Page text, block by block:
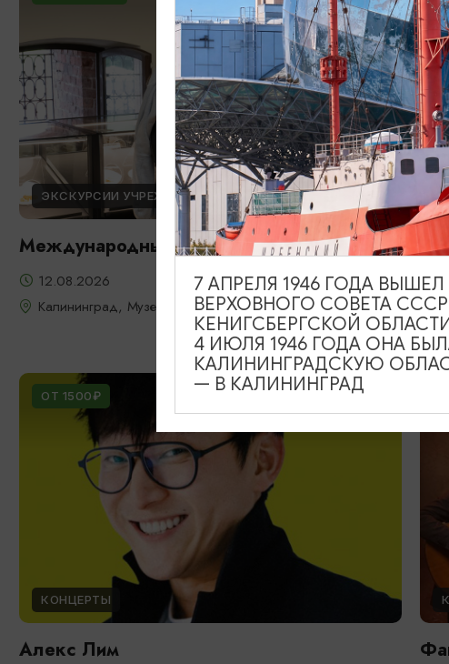
ЭКСКУРСИИ УЧРЕЖДЕНИЙ КУЛЬТУРЫ
Международный день молодежи
12.08.2026
Калининград, Музей янтаря
ОТ 1500₽
КОНЦЕРТЫ
Алекс Лим
7 АПРЕЛЯ 1946 ГОДА
ВЕРХОВНОГО СОВЕТА
КЕНИГСБЕРГСКОЙ
4 ИЮЛЯ 1946 ГОДА ОНА
КАЛИНИНГРАДСКУЮ
— В КАЛИНИНГРАД